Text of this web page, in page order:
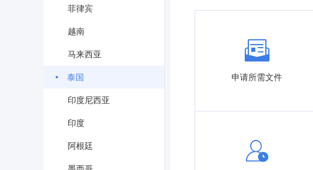
菲律宾
越南
马来西亚
泰国
印度尼西亚
印度
阿根廷
申请所需文件